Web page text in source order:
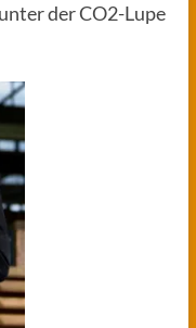
der CO2-Lupe